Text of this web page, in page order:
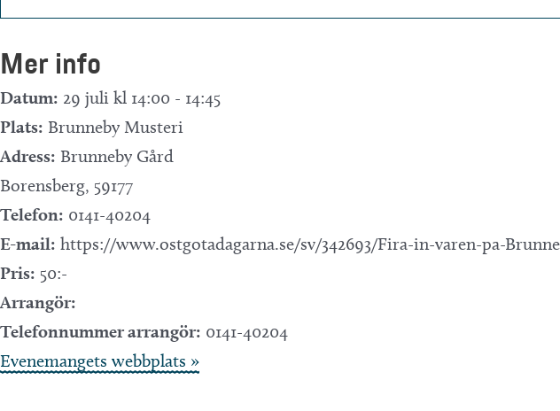
Mer info
Datum: 29 juli kl 14:00 - 14:45
Plats: Brunneby Musteri
Adress: Brunneby Gård
Borensberg, 59177
Telefon: 0141-40204
E-mail: https://www.ostgotadagarna.se/sv/342693/Fira-in-varen-pa-
Pris: 50:-
Arrangör:
Telefonnummer arrangör: 0141-40204
Evenemangets webbplats »